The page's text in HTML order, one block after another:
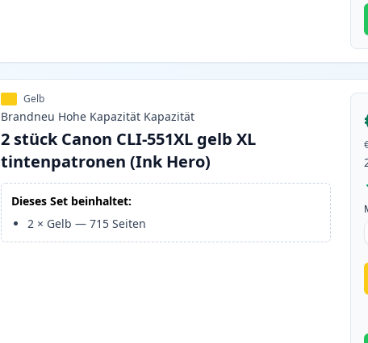
Gelb
Brandneu Hohe Kapazität Kapazität
2 stück Canon CLI-551XL gelb XL
tintenpatronen (Ink Hero)
Dieses Set beinhaltet:
2 × Gelb —715 Seiten